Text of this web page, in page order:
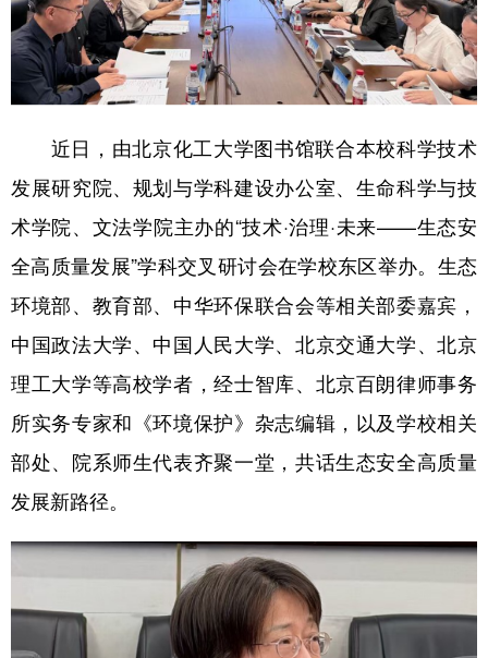
学术中国 乡村振兴 银龄 溯源中国
城市 旅游 能源 会展
彩票 娱乐 时尚 悦读
公益 一带一路 亚太网 上市公司
文化产业
地方频道
辽宁 吉林 上海 江苏
浙江 安徽 福建 江西
山东 河南 湖北 湖南
广东
四川 贵州 云南 西藏
甘肃 青海
新疆 内蒙古 黑龙江
近日，由北京化工大学图书馆联合本校科学技术
发展研究院、规划与学科建设办公室、生命科学与技
术学院、文法学院主办的“技术·治理·未来——生态安
全高质量发展”学科交叉研讨会在学校东区举办。生态
环境部、教育部、中华环保联合会等相关部委嘉宾，
中国政法大学、中国人民大学、北京交通大学、北京
理工大学等高校学者，经士智库、北京百朗律师事务
所实务专家和《环境保护》杂志编辑，以及学校相关
部处、院系师生代表齐聚一堂，共话生态安全高质量
发展新路径。